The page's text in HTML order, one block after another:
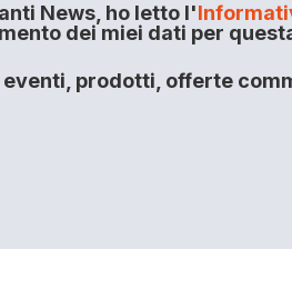
News, ho letto l'
dei miei dati per
prodotti, offerte